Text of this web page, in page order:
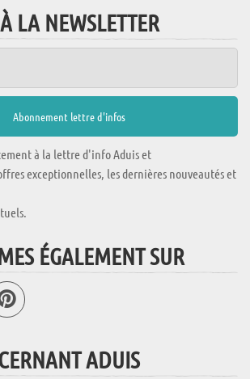
LA NEWSLETTER
à la lettre d'info Aduis et
exceptionnelles, les dernières nouveautés et
ÉGALEMENT SUR
ADUIS